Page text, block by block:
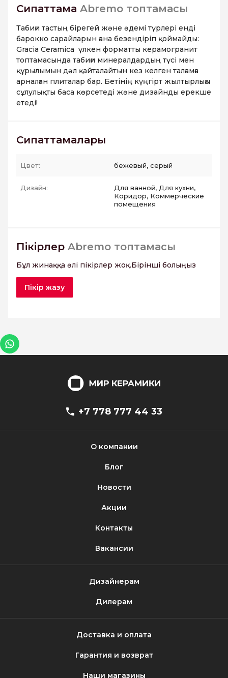
Сипаттама Abremo топтамасы
Табиғи тастың бірегей және әдемі түрлері енді
барокко сарайларын ғана безендіріп қоймайды:
Gracia Ceramica үлкен форматты керамогранит
топтамасында табиғи минералдардың түсі мен
құрылымын дәл қайталайтын кез келген талғамға
арналған плиталар бар. Бетінің күңгірт жылтырлығы
сұлулықты баса көрсетеді және дизайнды ерекше
етеді!
Сипаттамалары
Цвет: бежевый, серый
Дизайн:
Для ванной, Для кухни,
Коридор, Коммерческие
помещения
Пікірлер Abremo топтамасы
Бұл жинаққа әлі пікірлер жоқ.Бірінші болыңыз
Пікір жазу
+7 778 777 44 33
О компании
Блог
Новости
Акции
Контакты
Вакансии
Дизайнерам
Дилерам
Доставка и оплата
Гарантия и возврат
Наши магазины